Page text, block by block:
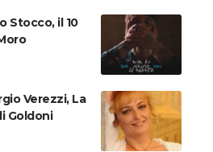
Stocco, il 10
Verezzi, La
Goldoni